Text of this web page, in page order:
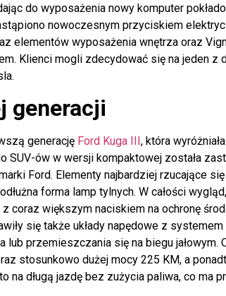
do wyposażenia nowy komputer
nowoczesnym przyciskiem
elementów wyposażenia wnętrza oraz
Klienci mogli zdecydować się na jeden
generacji
generację Ford Kuga III , która
SUV-ów w wersji kompaktowej została
Ford. Elementy najbardziej rzucające
forma lamp tylnych. W całości
coraz większym naciskiem na ochronę
się także układy napędowe z
lub przemieszczania się na biegu
stosunkowo dużej mocy 225 KM, a
na długą jazdę bez zużycia paliwa, co ma